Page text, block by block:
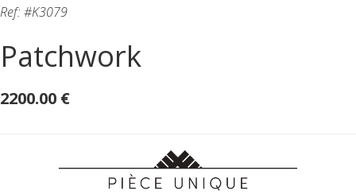
Ref: #K3079
Patchwork
2200.00 €